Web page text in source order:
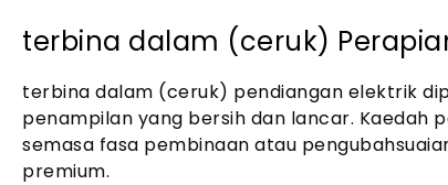
terbina dalam (ceruk)
terbina dalam (ceruk) pendiangan elektrik
penampilan yang bersih dan lancar. Kaedah
semasa fasa pembinaan atau
premium.